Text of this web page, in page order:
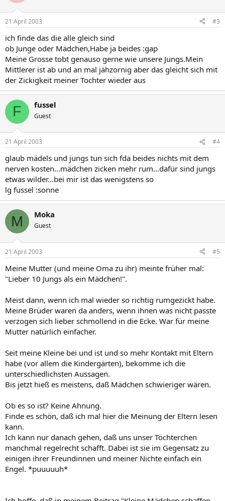
21 April 2003 #3
ich finde das die alle gleich sind
ob Junge oder Mädchen,Habe ja beides :gap
Meine Grosse tobt genauso gerne wie unsere Jungs.Mein
Mittlerer ist ab und an mal jähzornig aber das gleicht sich mit
der Zickigkeit meiner Tochter wieder aus
F fussel
Guest
21 April 2003 #4
glaub mädels und jungs tun sich fda beides nichts mit dem
nerven kosten...mädchen zicken mehr rum...dafür sind jungs
etwas wilder...bei mir ist das wenigstens so
lg fussel :sonne
M Moka
Guest
21 April 2003 #5
Meine Mutter (und meine Oma zu ihr) meinte früher mal:
"Lieber 10 Jungs als ein Mädchen!".
Meist dann, wenn ich mal wieder so richtig rumgezickt habe.
Meine Brüder waren da anders, wenn ihnen was nicht passte
verzogen sich lieber schmollend in die Ecke. War für meine
Mutter natürlich einfacher.
Seit meine Kleine bei und ist und so mehr Kontakt mit Eltern
habe (vor allem die Kindergärten), bekomme ich die
unterschiedlichsten Aussagen.
Bis jetzt hieß es meistens, daß Mädchen schwieriger wären.
Ob es so ist? Keine Ahnung.
Finde es schön, daß ich mal hier die Meinung der Eltern lesen
kann.
Ich kann nur danach gehen, daß uns unser Töchterchen
manchmal regelrecht schafft. Dabei ist sie im Gegensatz zu
einigen ihrer Freundinnen und meiner Nichte einfach ein
Engel. *puuuuuh*